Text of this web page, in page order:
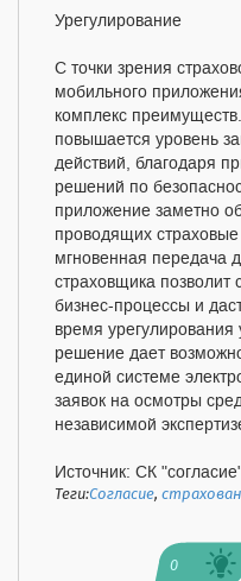
Урегулирование
С точки зрения
мобильного
комплекс
повышается уровень
действий, благодаря
решений по
приложение заметно
проводящих
мгновенная передача
страховщика позволит
бизнес-процессы и
время
решение дает
единой системе
заявок на осмотры
независимой
Источник: СК
Теги:Согласие,
0